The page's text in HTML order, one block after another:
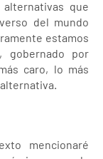
alternativas que
del mundo
estamos
gobernado por
caro, lo más
mencionaré